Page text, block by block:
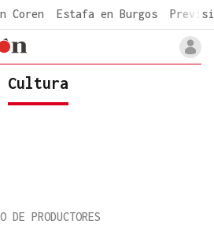
Coren Estafa en Burgos
Cultura
PRODUCTORES